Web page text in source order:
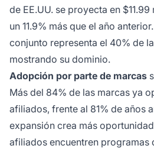
de EE.UU. se proyecta en
un 11.9% más que el año
conjunto representa el 40% de
mostrando su dominio.
Adopción por parte de marcas
Más del 84% de las marcas ya
afiliados, frente al 81% de años
expansión crea más
afiliados encuentren programas